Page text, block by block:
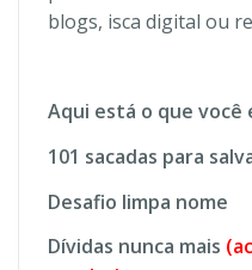
blogs, isca digital ou
Aqui está o que
101 sacadas para
Desafio limpa nome
Dívidas nunca mais